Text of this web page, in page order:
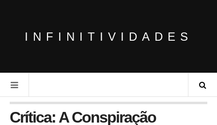
INFINITIVIDADES
Crítica: A Conspiração